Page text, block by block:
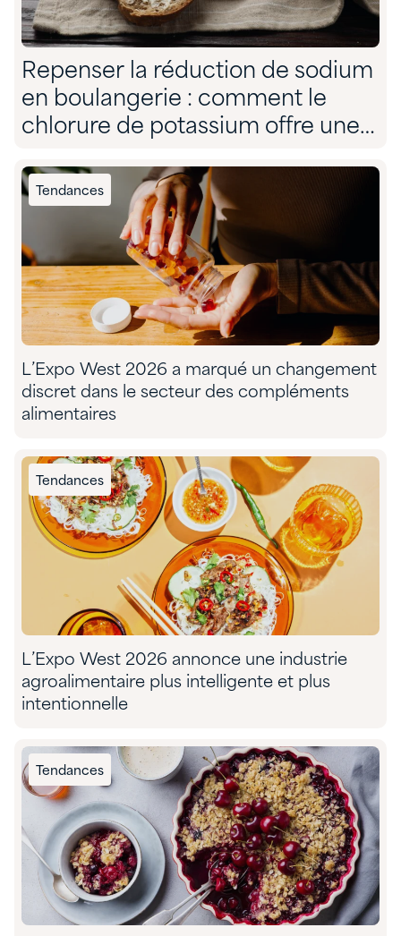
Repenser la réduction de sodium
en boulangerie : comment le
chlorure de potassium offre une
Tendances
L’Expo West 2026 a marqué un changement
discret dans le secteur des compléments
alimentaires
Tendances
L’Expo West 2026 annonce une industrie
agroalimentaire plus intelligente et plus
intentionnelle
Tendances